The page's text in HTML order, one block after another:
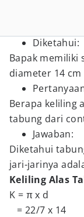
Diketahui:
Bapak memiliki
diameter 14
Berapa keliling
tabung dari
Jawaban:
Diketahui
jari-jarinya
Keliling Alas
K = π x d
= 22/7 x 14